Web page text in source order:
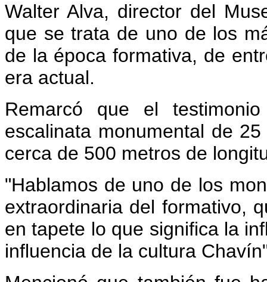
Walter Alva, director del
que se trata de uno de los
de la época formativa, de
era actual.
Remarcó que el
escalinata monumental de
cerca de 500 metros de
"Hablamos de uno de los
extraordinaria del formativo,
en tapete lo que significa la
influencia de la cultura